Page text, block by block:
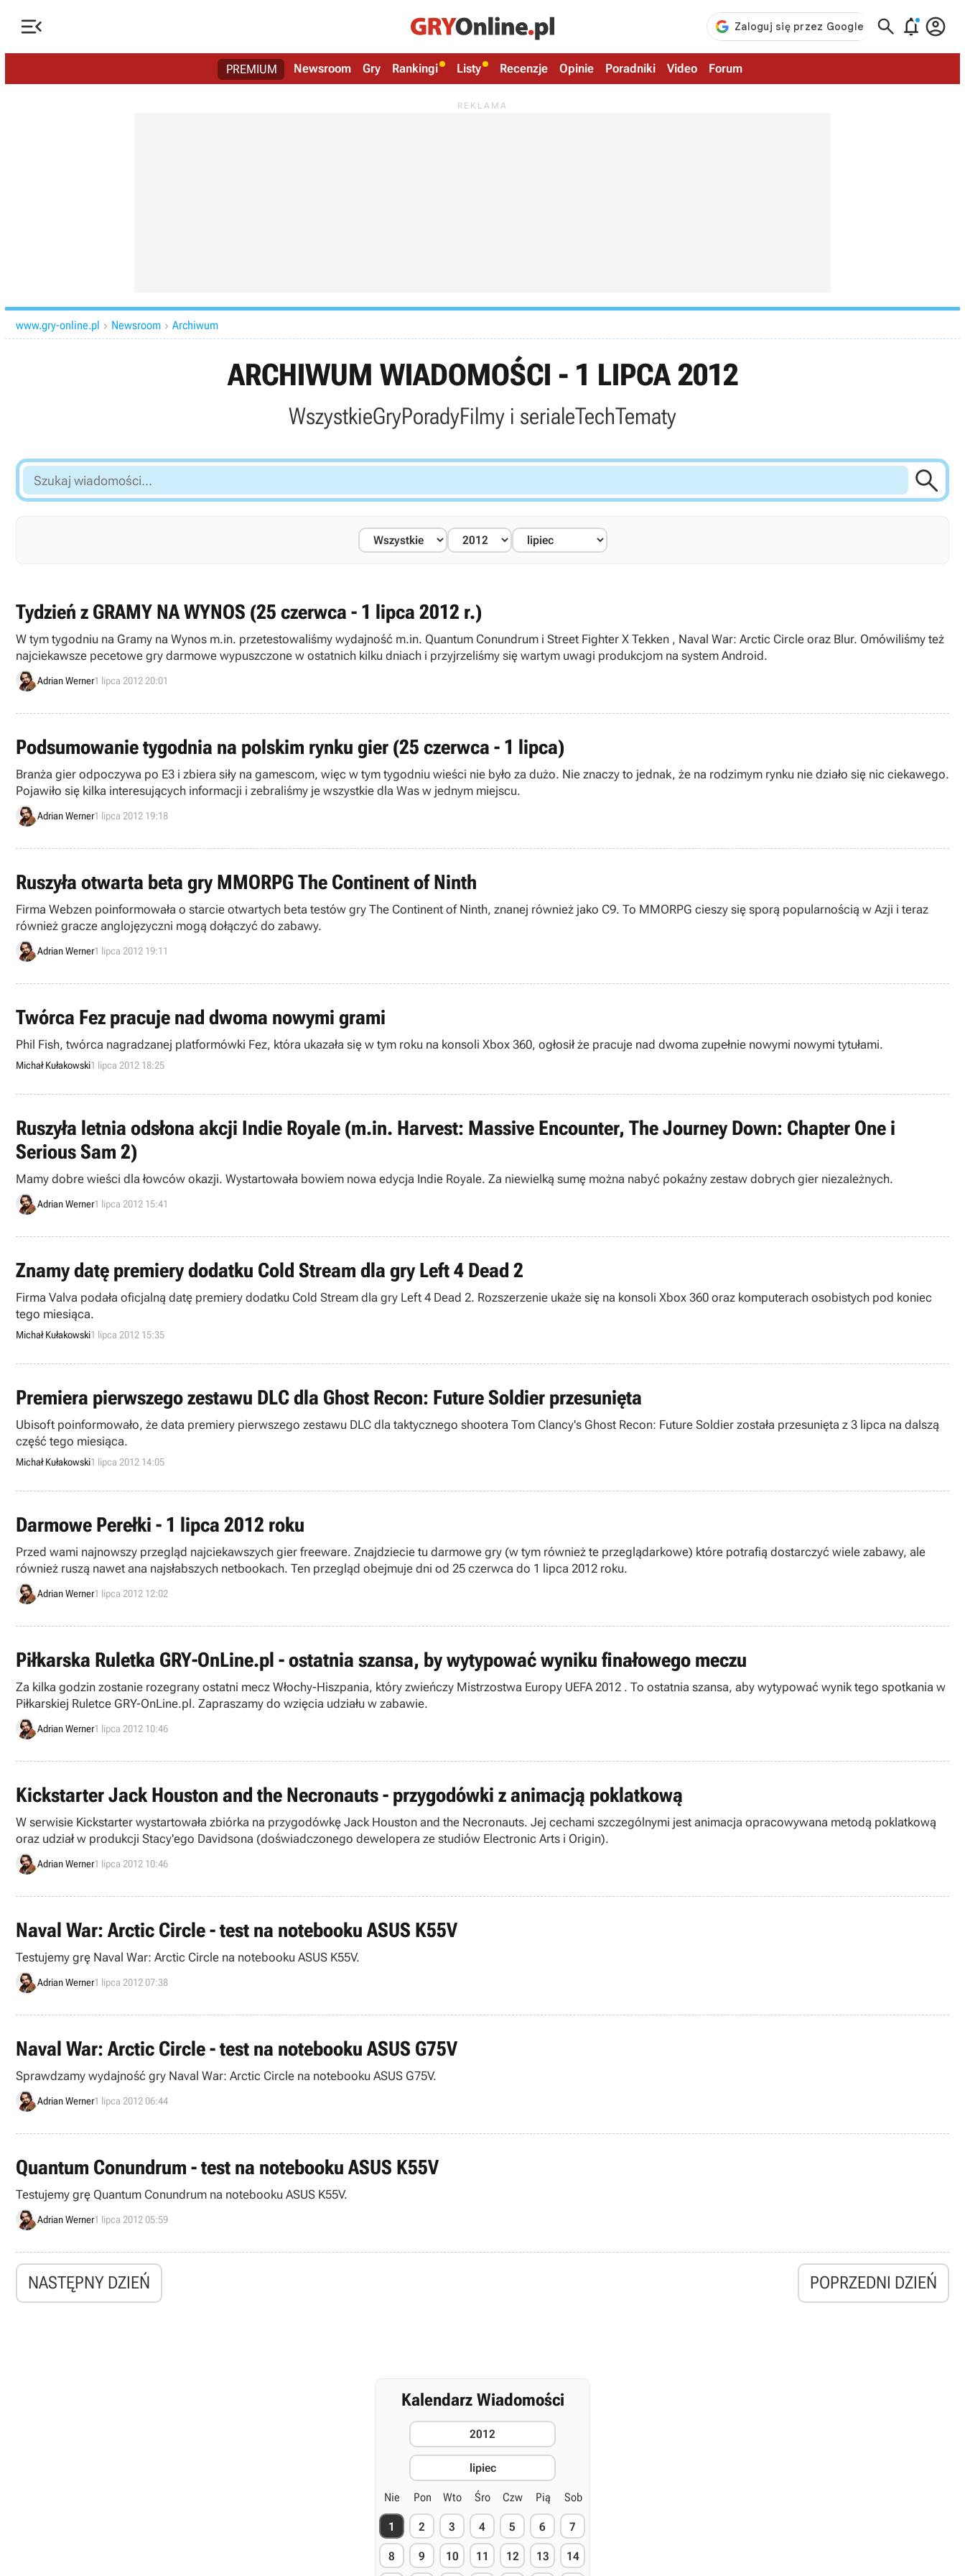
   
PREMIUM Newsroom Gry Rankingi Listy Recenzje Opinie Poradniki Video Forum
www.gry-online.pl  Newsroom  Archiwum
ARCHIWUM WIADOMOŚCI - 1 LIPCA 2012
WszystkieGryPoradyFilmy i serialeTechTematy
Szukaj
wiadomości...

Tydzień z GRAMY NA WYNOS (25 czerwca - 1 lipca 2012 r.)
W tym tygodniu na Gramy na Wynos m.in. przetestowaliśmy wydajność m.in. Quantum Conundrum i Street Fighter X Tekken , Naval War: Arctic Circle oraz Blur. Omówiliśmy też
najciekawsze pecetowe gry darmowe wypuszczone w ostatnich kilku dniach i przyjrzeliśmy się wartym uwagi produkcjom na system Android.
Adrian Werner1 lipca 2012 20:01
Podsumowanie tygodnia na polskim rynku gier (25 czerwca - 1 lipca)
Branża gier odpoczywa po E3 i zbiera siły na gamescom, więc w tym tygodniu wieści nie było za dużo. Nie znaczy to jednak, że na rodzimym rynku nie działo się nic ciekawego.
Pojawiło się kilka interesujących informacji i zebraliśmy je wszystkie dla Was w jednym miejscu.
Adrian Werner1 lipca 2012 19:18
Ruszyła otwarta beta gry MMORPG The Continent of Ninth
Firma Webzen poinformowała o starcie otwartych beta testów gry The Continent of Ninth, znanej również jako C9. To MMORPG cieszy się sporą popularnością w Azji i teraz
również gracze anglojęzyczni mogą dołączyć do zabawy.
Adrian Werner1 lipca 2012 19:11
Twórca Fez pracuje nad dwoma nowymi grami
Phil Fish, twórca nagradzanej platformówki Fez, która ukazała się w tym roku na konsoli Xbox 360, ogłosił że pracuje nad dwoma zupełnie nowymi nowymi tytułami.
Michał Kułakowski1 lipca 2012 18:25
Ruszyła letnia odsłona akcji Indie Royale (m.in. Harvest: Massive Encounter, The Journey Down: Chapter One i
Serious Sam 2)
Mamy dobre wieści dla łowców okazji. Wystartowała bowiem nowa edycja Indie Royale. Za niewielką sumę można nabyć pokaźny zestaw dobrych gier niezależnych.
Adrian Werner1 lipca 2012 15:41
Znamy datę premiery dodatku Cold Stream dla gry Left 4 Dead 2
Firma Valva podała oficjalną datę premiery dodatku Cold Stream dla gry Left 4 Dead 2. Rozszerzenie ukaże się na konsoli Xbox 360 oraz komputerach osobistych pod koniec
tego miesiąca.
Michał Kułakowski1 lipca 2012 15:35
Premiera pierwszego zestawu DLC dla Ghost Recon: Future Soldier przesunięta
Ubisoft poinformowało, że data premiery pierwszego zestawu DLC dla taktycznego shootera Tom Clancy's Ghost Recon: Future Soldier została przesunięta z 3 lipca na dalszą
część tego miesiąca.
Michał Kułakowski1 lipca 2012 14:05
Darmowe Perełki - 1 lipca 2012 roku
Przed wami najnowszy przegląd najciekawszych gier freeware. Znajdziecie tu darmowe gry (w tym również te przeglądarkowe) które potrafią dostarczyć wiele zabawy, ale
również ruszą nawet ana najsłabszych netbookach. Ten przegląd obejmuje dni od 25 czerwca do 1 lipca 2012 roku.
Adrian Werner1 lipca 2012 12:02
Piłkarska Ruletka GRY-OnLine.pl - ostatnia szansa, by wytypować wyniku finałowego meczu
Za kilka godzin zostanie rozegrany ostatni mecz Włochy-Hiszpania, który zwieńczy Mistrzostwa Europy UEFA 2012 . To ostatnia szansa, aby wytypować wynik tego spotkania w
Piłkarskiej Ruletce GRY-OnLine.pl. Zapraszamy do wzięcia udziału w zabawie.
Adrian Werner1 lipca 2012 10:46
Kickstarter Jack Houston and the Necronauts - przygodówki z animacją poklatkową
W serwisie Kickstarter wystartowała zbiórka na przygodówkę Jack Houston and the Necronauts. Jej cechami szczególnymi jest animacja opracowywana metodą poklatkową
oraz udział w produkcji Stacy'ego Davidsona (doświadczonego dewelopera ze studiów Electronic Arts i Origin).
Adrian Werner1 lipca 2012 10:46
Naval War: Arctic Circle - test na notebooku ASUS K55V
Testujemy grę Naval War: Arctic Circle na notebooku ASUS K55V.
Adrian Werner1 lipca 2012 07:38
Naval War: Arctic Circle - test na notebooku ASUS G75V
Sprawdzamy wydajność gry Naval War: Arctic Circle na notebooku ASUS G75V.
Adrian Werner1 lipca 2012 06:44
Quantum Conundrum - test na notebooku ASUS K55V
Testujemy grę Quantum Conundrum na notebooku ASUS K55V.
Adrian Werner1 lipca 2012 05:59
NASTĘPNY DZIEŃ POPRZEDNI DZIEŃ
Kalendarz Wiadomości
2012
lipiec
Nie Pon Wto Śro Czw Pią Sob
1 2 3 4 5 6 7
8 9 10 11 12 13 14